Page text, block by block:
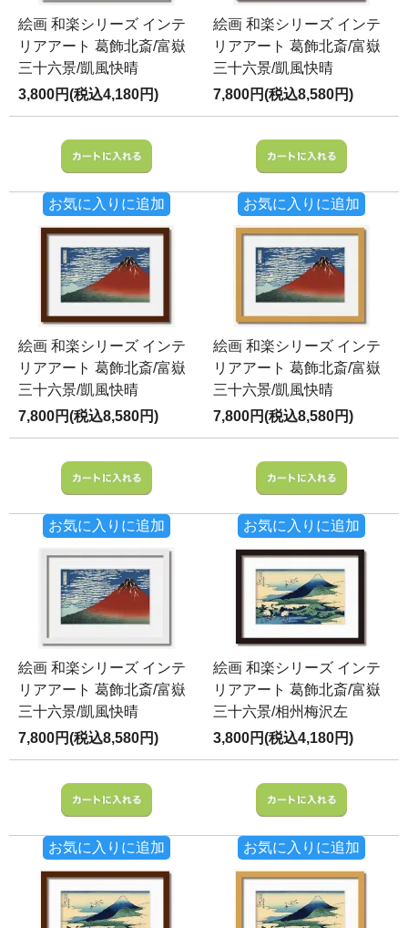
絵画 和楽シリーズ インテ
リアアート 葛飾北斎/富嶽
三十六景/凱風快晴
3,800円(税込4,180円)
お気に入りに追加
絵画 和楽シリーズ インテ
リアアート 葛飾北斎/富嶽
三十六景/凱風快晴
7,800円(税込8,580円)
お気に入りに追加
絵画 和楽シリーズ インテ
リアアート 葛飾北斎/富嶽
三十六景/凱風快晴
7,800円(税込8,580円)
お気に入りに追加
絵画 和楽シリーズ インテ
リアアート 葛飾北斎/富嶽
三十六景/凱風快晴
7,800円(税込8,580円)
お気に入りに追加
絵画 和楽シリーズ インテ
リアアート 葛飾北斎/富嶽
三十六景/凱風快晴
7,800円(税込8,580円)
お気に入りに追加
絵画 和楽シリーズ インテ
リアアート 葛飾北斎/富嶽
三十六景/相州梅沢左
3,800円(税込4,180円)
お気に入りに追加